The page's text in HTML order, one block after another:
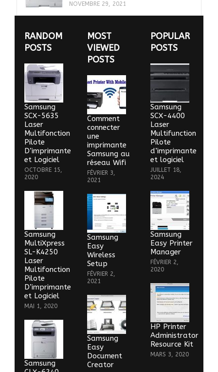
NOVEMBRE 29, 2021
RANDOM
POSTS
Samsung
SCX-5635
Laser
Multifonction
Pilote
D’imprimante
et Logiciel
OCTOBRE 15,
2020
Samsung
MultiXpress
SL-K4250
Laser
Multifonction
Pilote
D’imprimante
et Logiciel
MAI 1, 2020
Samsung
MOST
VIEWED
POSTS
Comment
connecter
une
imprimante
Samsung au
réseau Wifi
FÉVRIER 3,
2021
Samsung
Easy
Wireless
Setup
FÉVRIER 2,
2021
Samsung
Easy
Document
Creator
POPULAR
POSTS
Samsung
SCX-4400
Laser
Multifunction
Pilote
d’imprimante
et logiciel
JUILLET 18,
2024
Samsung
Easy Printer
Manager
FÉVRIER 2,
2020
HP Printer
Administrator
Resource Kit
MARS 3, 2020